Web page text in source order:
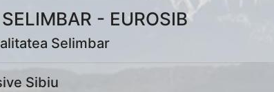
- EUROSIB
Selimbar
Sibiu